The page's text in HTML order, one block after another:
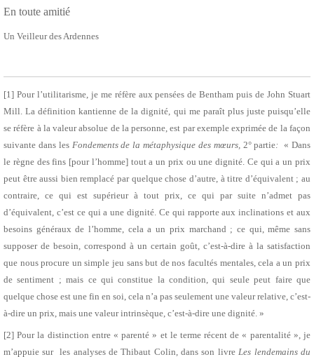
En toute amitié
Un Veilleur des Ardennes
[1] Pour l’utilitarisme, je me réfère aux pensées de Bentham puis de John Stuart
Mill. La définition kantienne de la dignité, qui me paraît plus juste puisqu’elle
se réfère à la valeur absolue de la personne, est par exemple exprimée de la façon
suivante dans les Fondements de la métaphysique des mœurs, 2° partie:« Dans
le règne des fins [pour l’homme] tout a un prix ou une dignité. Ce qui a un prix
peut être aussi bien remplacé par quelque chose d’autre, à titre d’équivalent ; au
contraire, ce qui est supérieur à tout prix, ce qui par suite n’admet pas
d’équivalent, c’est ce qui a une dignité. Ce qui rapporte aux inclinations et aux
besoins généraux de l’homme, cela a un prix marchand ; ce qui, même sans
supposer de besoin, correspond à un certain goût, c’est-à-dire à la satisfaction
que nous procure un simple jeu sans but de nos facultés mentales, cela a un prix
de sentiment ; mais ce qui constitue la condition, qui seule peut faire que
quelque chose est une fin en soi, cela n’a pas seulement une valeur relative, c’est-
à-dire un prix, mais une valeur intrinsèque, c’est-à-dire une dignité. »
[2] Pour la distinction entre « parenté » et le terme récent de « parentalité », je
m’appuie sur les analyses de Thibaut Colin, dans son livre Les lendemains du